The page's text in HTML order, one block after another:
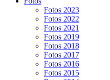
Fotos 2023
Fotos 2022
Fotos 2021
Fotos 2019
Fotos 2018
Fotos 2017
Fotos 2016
Fotos 2015